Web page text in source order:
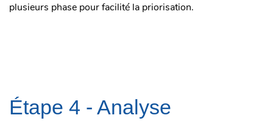
plusieurs phase pour facilité la priorisation.
Étape 4 - Analyse